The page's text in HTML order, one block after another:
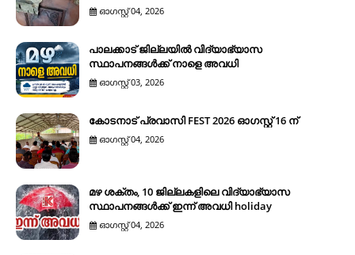
ഓഗസ്റ്റ് 04, 2026
പാലക്കാട് ജില്ലയിൽ വിദ്യാഭ്യാസ
സ്ഥാപനങ്ങൾക്ക് നാളെ അവധി
ഓഗസ്റ്റ് 03, 2026
കോടനാട് പ്രവാസി FEST 2026 ഓഗസ്റ്റ് 16 ന്
ഓഗസ്റ്റ് 04, 2026
മഴ ശക്തം, 10 ജില്ലകളിലെ വിദ്യാഭ്യാസ
സ്ഥാപനങ്ങൾക്ക് ഇന്ന് അവധി holiday
ഓഗസ്റ്റ് 04, 2026